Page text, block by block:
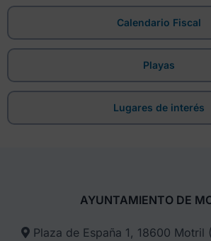
Calendario Fiscal
Playas
Lugares de interés
AYUNTAMIENTO DE
Plaza de España 1, 18600 Motril